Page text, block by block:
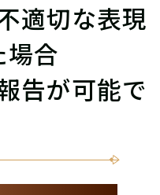
適切な表現
場合
告が可能で